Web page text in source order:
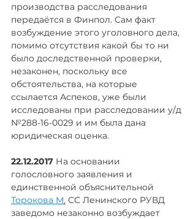
производства расследования
передаётся в Финпол. Сам факт
возбуждение этого уголовного дела,
помимо отсутствия какой бы то ни
было доследственной проверки,
незаконен, поскольку все
обстоятельства, на которые
ссылается Аспеков, уже были
исследованы при расследовании у/д
№288-16-0029 и им была дана
юридическая оценка.
22.12.2017 На основании
голословного заявления и
единственной объяснительной
Торокова М. СС Ленинского РУВД
заведомо незаконно возбуждает